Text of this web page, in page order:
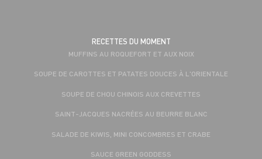
RECETTES DU MOMENT
MUFFINS AU ROQUEFORT ET AUX NOIX
SOUPE DE CAROTTES ET PATATES DOUCES À L'ORIENTALE
SOUPE DE CHOU CHINOIS AUX CREVETTES
SAINT-JACQUES NACRÉES AU BEURRE BLANC
SALADE DE KIWIS, MINI CONCOMBRES ET CRABE
SAUCE GREEN GODDESS